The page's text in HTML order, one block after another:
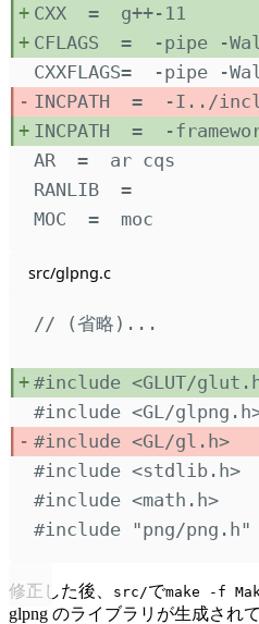
CXX =
  g++-11
CFLAGS =
-pipe -
CXXFLAGS=
-pipe -
INCPATH =
-I../
INCPATH =
-
AR =
  ar cqs
RANLIB =
MOC =
  moc
src/glpng.c
// (省略)...
#include <GLUT/
#include <GL/glpng.h
#include <GL/gl.h>
#include <stdlib.h>
#include <math.h>
#include "png/png.h"
修正した後、 src/でmake -f
glpng のライブラリが生成されて